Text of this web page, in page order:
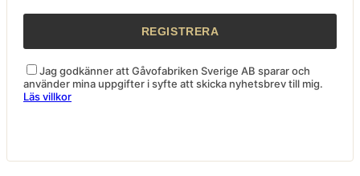
Jag godkänner att Gåvofabriken Sverige AB sparar och
använder mina uppgifter i syfte att skicka nyhetsbrev till mig.
Läs villkor